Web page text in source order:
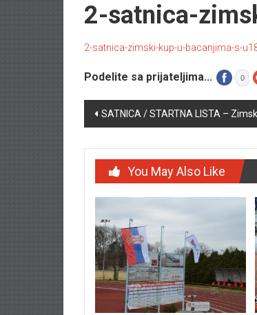
2-satnica-
2-satnica-zimski-kup-u-bacanjima-s-
Podelite sa prijateljima... 0
Post navigation
SATNICA / STARTNA LISTA –
You May Also Like